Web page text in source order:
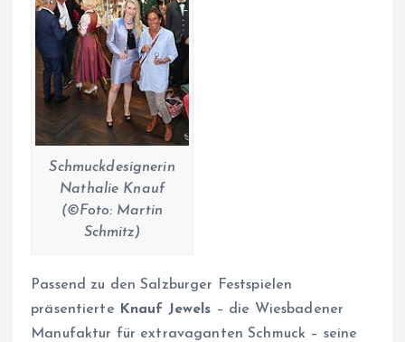
Schmuckdesignerin
Nathalie Knauf
(©Foto: Martin
Schmitz)
Passend zu den Salzburger Festspielen
präsentierte Knauf Jewels – die Wiesbadener
Manufaktur für extravaganten Schmuck – seine